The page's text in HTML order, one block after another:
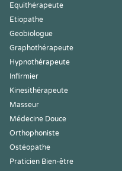
Equithérapeute
Etiopathe
Geobiologue
Graphothérapeute
Hypnothérapeute
Infirmier
Kinesithérapeute
Masseur
Médecine Douce
Orthophoniste
Ostéopathe
Praticien Bien-être